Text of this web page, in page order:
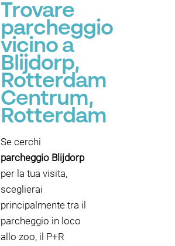
Trovare
parcheggio
vicino a
Blijdorp,
Rotterdam
Centrum,
Rotterdam
Se cerchi
parcheggio Blijdorp
per la tua visita,
sceglierai
principalmente tra il
parcheggio in loco
allo zoo, il P+R